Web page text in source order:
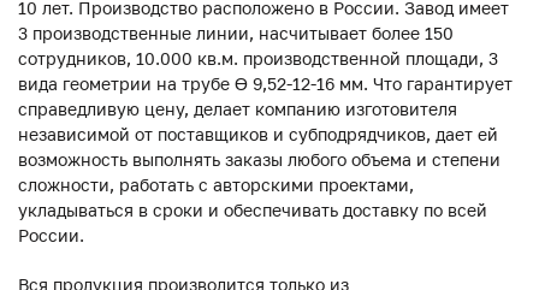
10 лет. Производство расположено в России. Завод имеет
3 производственные линии, насчитывает более 150
сотрудников, 10.000 кв.м. производственной площади, 3
вида геометрии на трубе ϴ 9,52-12-16 мм. Что гарантирует
справедливую цену, делает компанию изготовителя
независимой от поставщиков и субподрядчиков, дает ей
возможность выполнять заказы любого объема и степени
сложности, работать с авторскими проектами,
укладываться в сроки и обеспечивать доставку по всей
России.
Вся продукция производится только из